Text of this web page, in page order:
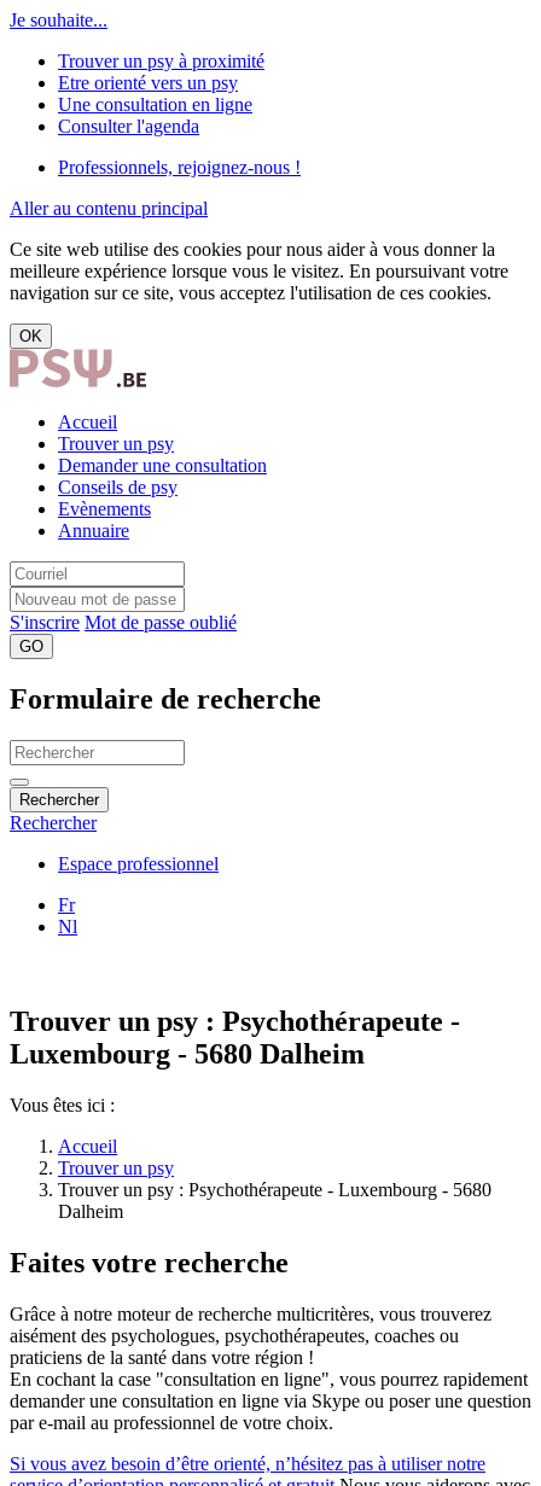
Je souhaite...
Trouver un psy à proximité
Etre orienté vers un psy
Une consultation en ligne
Consulter l'agenda
Professionnels, rejoignez-nous !
Aller au contenu principal
Ce site web utilise des cookies pour nous aider à vous donner la
meilleure expérience lorsque vous le visitez. En poursuivant votre
navigation sur ce site, vous acceptez l'utilisation de ces cookies.
OK
Accueil
Trouver un psy
Demander une consultation
Conseils de psy
Evènements
Annuaire
S'inscrire Mot de passe oublié
GO
Formulaire de recherche
Rechercher
Rechercher
Espace professionnel
Fr
Nl
Trouver un psy : Psychothérapeute -
Luxembourg - 5680 Dalheim
Vous êtes ici :
Accueil
Trouver un psy
Trouver un psy : Psychothérapeute - Luxembourg - 5680
Dalheim
Faites votre recherche
Grâce à notre moteur de recherche multicritères, vous trouverez
aisément des psychologues, psychothérapeutes, coaches ou
praticiens de la santé dans votre région !
En cochant la case "consultation en ligne", vous pourrez rapidement
demander une consultation en ligne via Skype ou poser une question
par e-mail au professionnel de votre choix.
Si vous avez besoin d’être orienté, n’hésitez pas à utiliser notre